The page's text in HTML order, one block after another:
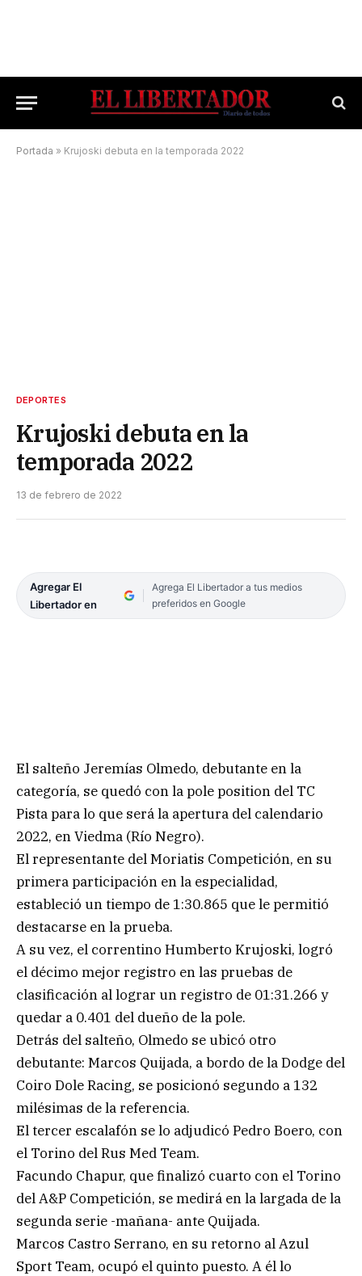
Portada » Krujoski debuta en la temporada 2022
DEPORTES
Krujoski debuta en la
temporada 2022
13 de febrero de 2022
Agregar El
Libertador en
Agrega El Libertador a tus medios
preferidos en Google
El salteño Jeremías Olmedo, debutante en la
categoría, se quedó con la pole position del TC
Pista para lo que será la apertura del calendario
2022, en Viedma (Río Negro).
El representante del Moriatis Competición, en su
primera participación en la especialidad,
estableció un tiempo de 1:30.865 que le permitió
destacarse en la prueba.
A su vez, el correntino Humberto Krujoski, logró
el décimo mejor registro en las pruebas de
clasificación al lograr un registro de 01:31.266 y
quedar a 0.401 del dueño de la pole.
Detrás del salteño, Olmedo se ubicó otro
debutante: Marcos Quijada, a bordo de la Dodge del
Coiro Dole Racing, se posicionó segundo a 132
milésimas de la referencia.
El tercer escalafón se lo adjudicó Pedro Boero, con
el Torino del Rus Med Team.
Facundo Chapur, que finalizó cuarto con el Torino
del A&P Competición, se medirá en la largada de la
segunda serie -mañana- ante Quijada.
Marcos Castro Serrano, en su retorno al Azul
Sport Team, ocupó el quinto puesto. A él lo